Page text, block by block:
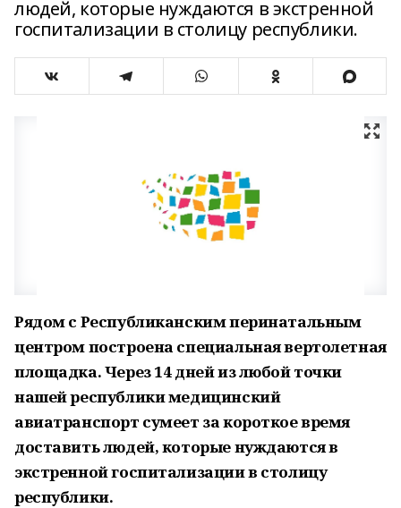
людей, которые нуждаются в экстренной
госпитализации в столицу республики.
Рядом с Республиканским перинатальным
центром построена специальная вертолетная
площадка. Через 14 дней из любой точки
нашей республики медицинский
авиатранспорт сумеет за короткое время
доставить людей, которые нуждаются в
экстренной госпитализации в столицу
республики.